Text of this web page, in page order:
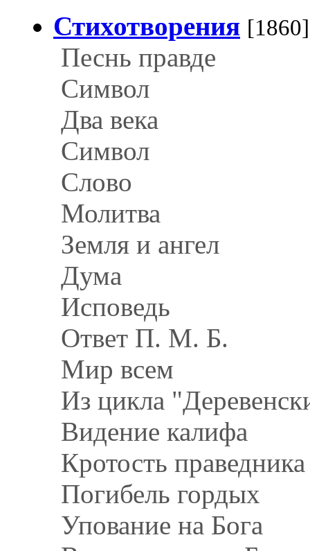
Стихотворения [1860]
Песнь правде
Символ
Два века
Символ
Слово
Молитва
Земля и ангел
Дума
Исповедь
Ответ П. М. Б.
Мир всем
Из цикла
Видение калифа
Кротость праведника
Погибель гордых
Упование на Бога